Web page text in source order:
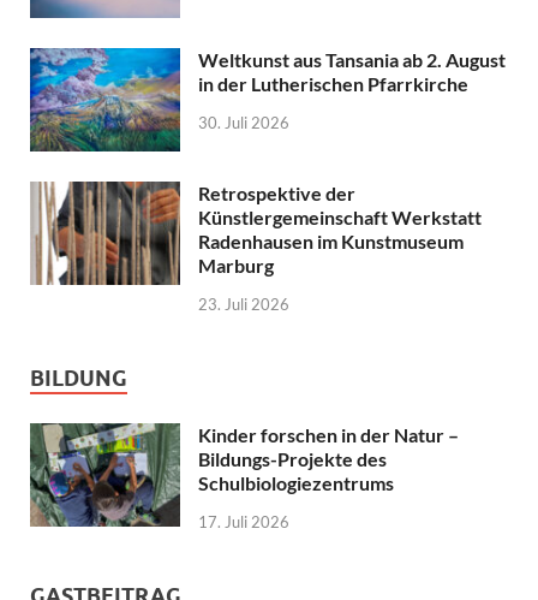
Weltkunst aus Tansania ab 2. August
in der Lutherischen Pfarrkirche
30. Juli 2026
Retrospektive der
Künstlergemeinschaft Werkstatt
Radenhausen im Kunstmuseum
Marburg
23. Juli 2026
BILDUNG
Kinder forschen in der Natur –
Bildungs-Projekte des
Schulbiologiezentrums
17. Juli 2026